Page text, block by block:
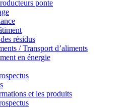
ponte
résidus
/ Transport d’aliments
en énergie
et les produits